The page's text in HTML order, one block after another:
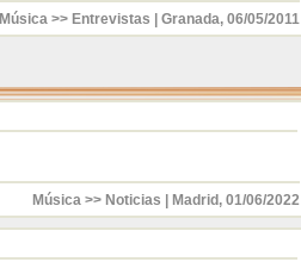
Música >> Entrevistas Granada, 06/05/2011
Música >> Noticias Madrid , 01/06/2022